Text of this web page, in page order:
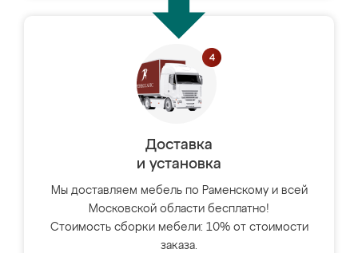
Доставка
и установка
Мы доставляем мебель по Раменскому и всей
Московской области бесплатно!
Стоимость сборки мебели: 10% от стоимости
заказа.